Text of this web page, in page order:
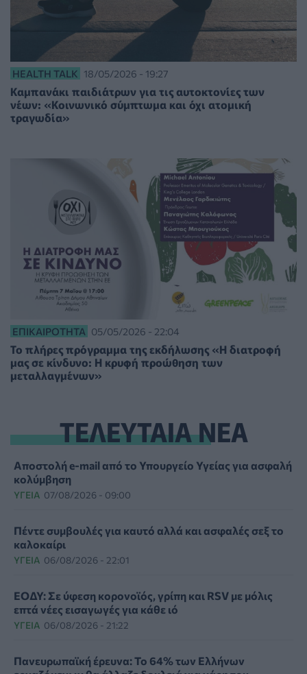
HEALTH TALK 18/05/2026 - 19:27
Καμπανάκι παιδιάτρων για τις αυτοκτονίες των
νέων: «Κοινωνικό σύμπτωμα και όχι ατομική
τραγωδία»
ΕΠΙΚΑΙΡΌΤΗΤΑ 05/05/2026 - 22:04
Το πλήρες πρόγραμμα της εκδήλωσης «Η διατροφή
μας σε κίνδυνο: Η κρυφή προώθηση των
μεταλλαγμένων»
ΤΕΛΕΥΤΑΙΑ ΝΕΑ
Αποστολή e-mail από το Υπουργείο Υγείας για ασφαλή
κολύμβηση
ΥΓΕΊΑ 07/08/2026 - 09:00
Πέντε συμβουλές για καυτό αλλά και ασφαλές σεξ το
καλοκαίρι
ΥΓΕΊΑ 06/08/2026 - 22:01
ΕΟΔΥ: Σε ύφεση κορονοϊός, γρίπη και RSV με μόλις
επτά νέες εισαγωγές για κάθε ιό
ΥΓΕΊΑ 06/08/2026 - 21:22
Πανευρωπαϊκή έρευνα: Το 64% των Ελλήνων